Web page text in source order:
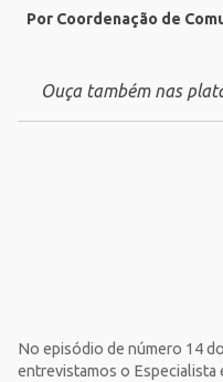
Por Coordenação de
Ouça também nas
No episódio de número 14
entrevistamos o Especialista